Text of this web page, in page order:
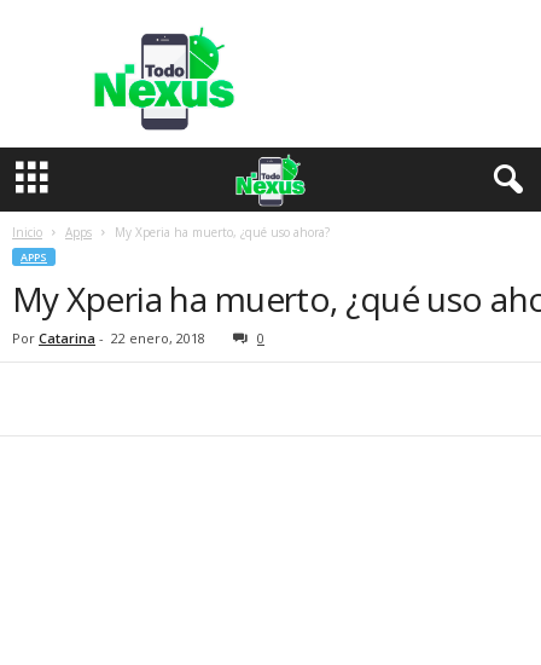
e
Inicio Apps My Xperia ha muerto, ¿qué uso ahora?
APPS
My Xperia ha muerto, ¿qué uso
Por Catarina - 22 enero, 2018 0